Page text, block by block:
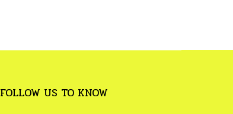
FOLLOW US TO KNOW